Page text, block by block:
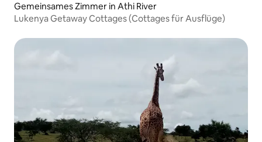
Gemeinsames Zimmer in Athi River
Lukenya Getaway Cottages (Cottages für Ausflüge)